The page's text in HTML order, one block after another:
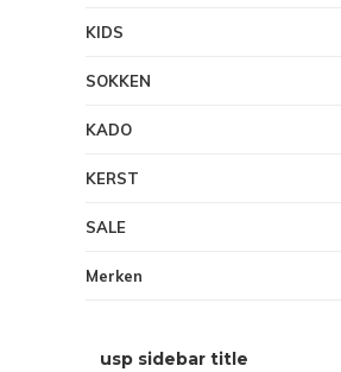
KIDS
SOKKEN
KADO
KERST
SALE
Merken
usp sidebar title